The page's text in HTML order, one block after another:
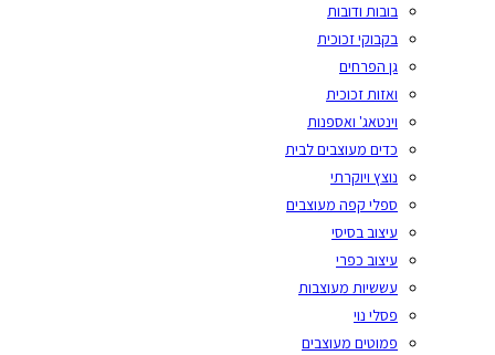
בובות ודובות
בקבוקי זכוכית
גן הפרחים
ואזות זכוכית
וינטאג' ואספנות
כדים מעוצבים לבית
נוצץ ויוקרתי
ספלי קפה מעוצבים
עיצוב בסיסי
עיצוב כפרי
עששיות מעוצבות
פסלי נוי
פמוטים מעוצבים